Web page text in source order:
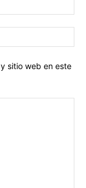
sitio web en este